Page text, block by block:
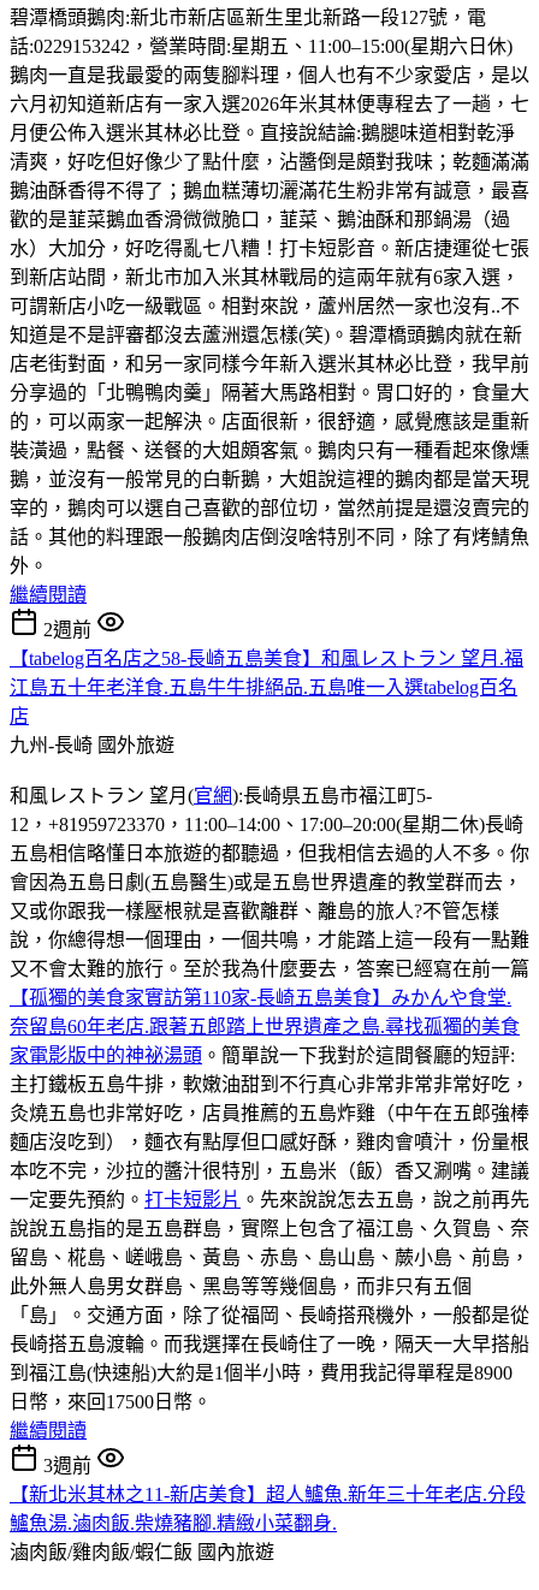
碧潭橋頭鵝肉:新北市新店區新生里北新路一段127號，電
話:0229153242，營業時間:星期五、11:00–15:00(星期六日休)
鵝肉一直是我最愛的兩隻腳料理，個人也有不少家愛店，是以
六月初知道新店有一家入選2026年米其林便專程去了一趟，七
月便公佈入選米其林必比登。直接說結論:鵝腿味道相對乾淨
清爽，好吃但好像少了點什麼，沾醬倒是頗對我味；乾麵滿滿
鵝油酥香得不得了；鵝血糕薄切灑滿花生粉非常有誠意，最喜
歡的是韮菜鵝血香滑微微脆口，韮菜、鵝油酥和那鍋湯（過
水）大加分，好吃得亂七八糟！打卡短影音。新店捷運從七張
到新店站間，新北市加入米其林戰局的這兩年就有6家入選，
可謂新店小吃一級戰區。相對來說，蘆州居然一家也沒有..不
知道是不是評審都沒去蘆洲還怎樣(笑)。碧潭橋頭鵝肉就在新
店老街對面，和另一家同樣今年新入選米其林必比登，我早前
分享過的「北鴨鴨肉羹」隔著大馬路相對。胃口好的，食量大
的，可以兩家一起解決。店面很新，很舒適，感覺應該是重新
裝潢過，點餐、送餐的大姐頗客氣。鵝肉只有一種看起來像燻
鵝，並沒有一般常見的白斬鵝，大姐說這裡的鵝肉都是當天現
宰的，鵝肉可以選自己喜歡的部位切，當然前提是還沒賣完的
話。其他的料理跟一般鵝肉店倒沒啥特別不同，除了有烤鯖魚
外。
繼續閱讀
2週前
【tabelog百名店之58-長崎五島美食】和風レストラン 望月.福
江島五十年老洋食.五島牛牛排絕品.五島唯一入選tabelog百名
店
九州-長崎 國外旅遊
和風レストラン 望月(官網):長崎県五島市福江町5-
12，+81959723370，11:00–14:00、17:00–20:00(星期二休)長崎
五島相信略懂日本旅遊的都聽過，但我相信去過的人不多。你
會因為五島日劇(五島醫生)或是五島世界遺產的教堂群而去，
又或你跟我一樣壓根就是喜歡離群、離島的旅人?不管怎樣
說，你總得想一個理由，一個共鳴，才能踏上這一段有一點難
又不會太難的旅行。至於我為什麼要去，答案已經寫在前一篇
【孤獨的美食家實訪第110家-長崎五島美食】みかんや食堂.
奈留島60年老店.跟著五郎踏上世界遺產之島.尋找孤獨的美食
家電影版中的神祕湯頭 。簡單說一下我對於這間餐廳的短評:
主打鐵板五島牛排，軟嫩油甜到不行真心非常非常非常好吃，
灸燒五島也非常好吃，店員推薦的五島炸雞（中午在五郎強棒
麵店沒吃到），麵衣有點厚但口感好酥，雞肉會噴汁，份量根
本吃不完，沙拉的醬汁很特別，五島米（飯）香又涮嘴。建議
一定要先預約。 打卡短影片 。先來說說怎去五島，說之前再先
說說五島指的是五島群島，實際上包含了福江島、久賀島、奈
留島、椛島、嵯峨島、黃島、赤島、島山島、蕨小島、前島，
此外無人島男女群島、黑島等等幾個島，而非只有五個
「島」。交通方面，除了從福岡、長崎搭飛機外，一般都是從
長崎搭五島渡輪。而我選擇在長崎住了一晚，隔天一大早搭船
到福江島(快速船)大約是1個半小時，費用我記得單程是8900
日幣，來回17500日幣。
繼續閱讀
3週前
【新北米其林之11-新店美食】超人鱸魚.新年三十年老店.分段
鱸魚湯.滷肉飯.柴燒豬腳.精緻小菜翻身.
滷肉飯/雞肉飯/蝦仁飯 國內旅遊